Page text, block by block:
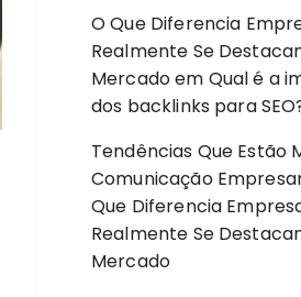
O Que Diferencia
Realmente Se
Mercadoem Qual é a
dos backlinks para
Tendências Que Estão
Comunicação
Que Diferencia
Realmente Se
Mercado